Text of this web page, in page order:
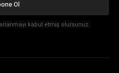
Ol
kabul etmiş olursunuz.